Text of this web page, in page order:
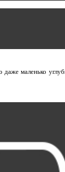
маленько